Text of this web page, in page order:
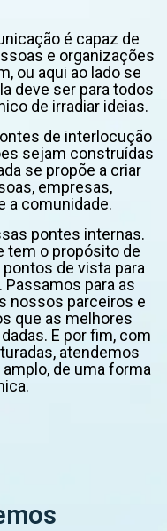
é capaz de
e organizações
ou aqui ao lado se
deve ser para todos
de irradiar ideias.
de interlocução
sejam construídas
se propõe a criar
empresas,
a comunidade.
pontes internas.
tem o propósito de
de vista para
para as
nossos parceiros e
que as melhores
E por fim, com
atendemos
de uma forma